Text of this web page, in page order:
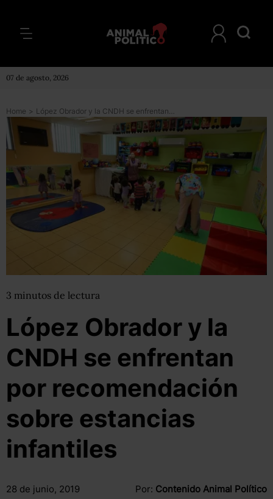
07 de agosto, 2026
Home > López Obrador y la CNDH se enfrentan por recomendación sobre estancias infantiles
3 minutos de lectura
López Obrador y la
CNDH se enfrentan
por recomendación
sobre estancias
infantiles
28 de junio, 2019 Por: Contenido Animal Político